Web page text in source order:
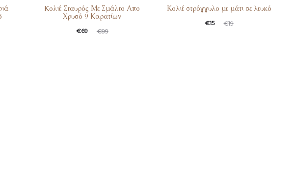
Koλιέ Σταυρός Με Σμάλτο Απο
Χρυσό 9 Καρατίων
€99
€69
Κολιέ στρόγγυλο με μάτι σε λευκό
€19
€15